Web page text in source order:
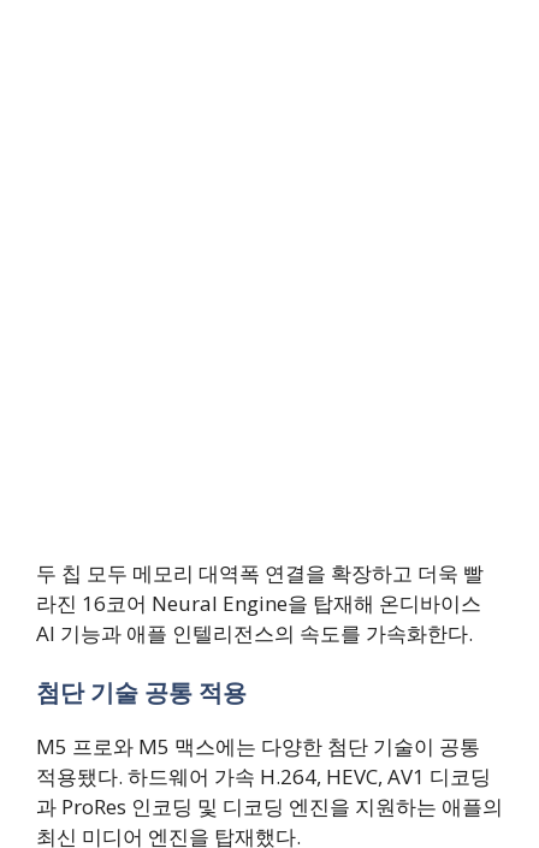
두 칩 모두 메모리 대역폭 연결을 확장하고 더욱 빨
라진 16코어 Neural Engine을 탑재해 온디바이스
AI 기능과 애플 인텔리전스의 속도를 가속화한다.
첨단 기술 공통 적용
M5 프로와 M5 맥스에는 다양한 첨단 기술이 공통
적용됐다. 하드웨어 가속 H.264, HEVC, AV1 디코딩
과 ProRes 인코딩 및 디코딩 엔진을 지원하는 애플의
최신 미디어 엔진을 탑재했다.